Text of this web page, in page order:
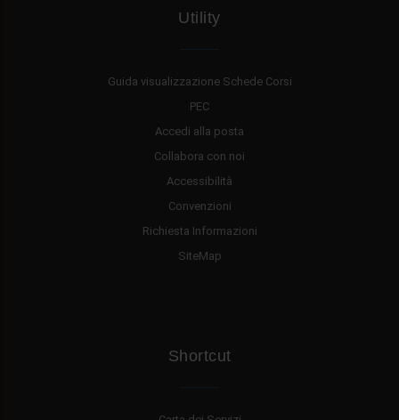
Utility
Guida visualizzazione Schede Corsi
PEC
Accedi alla posta
Collabora con noi
Accessibilità
Convenzioni
Richiesta Informazioni
SiteMap
Shortcut